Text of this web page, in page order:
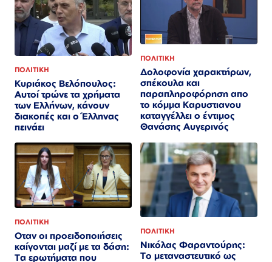
ΠΟΛΙΤΙΚΗ
Κυριάκος Βελόπουλος:
Αυτοί τρώνε τα χρήματα
των Ελλήνων, κάνουν
διακοπές και ο Έλληνας
πεινάει
ΠΟΛΙΤΙΚΗ
Δολοφονία χαρακτήρων,
σπέκουλα και
παραπληροφόρηση απο
το κόμμα Καρυστιανου
καταγγέλλει ο έντιμος
Θανάσης Αυγερινός
ΠΟΛΙΤΙΚΗ
Οταν οι προειδοποιήσεις
καίγονται μαζί με τα δάση:
Τα ερωτήματα που
ΠΟΛΙΤΙΚΗ
Νικόλας Φαραντούρης:
Το μεταναστευτικό ως